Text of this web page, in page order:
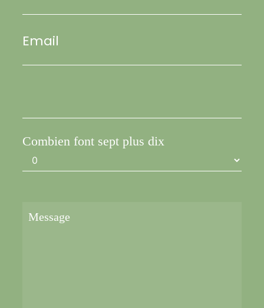
Email
Combien font sept plus dix